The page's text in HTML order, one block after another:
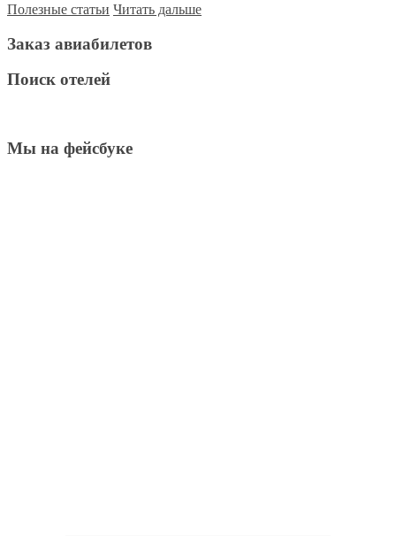
Полезные статьи Читать дальше
Заказ авиабилетов
Поиск отелей
Мы на фейсбуке